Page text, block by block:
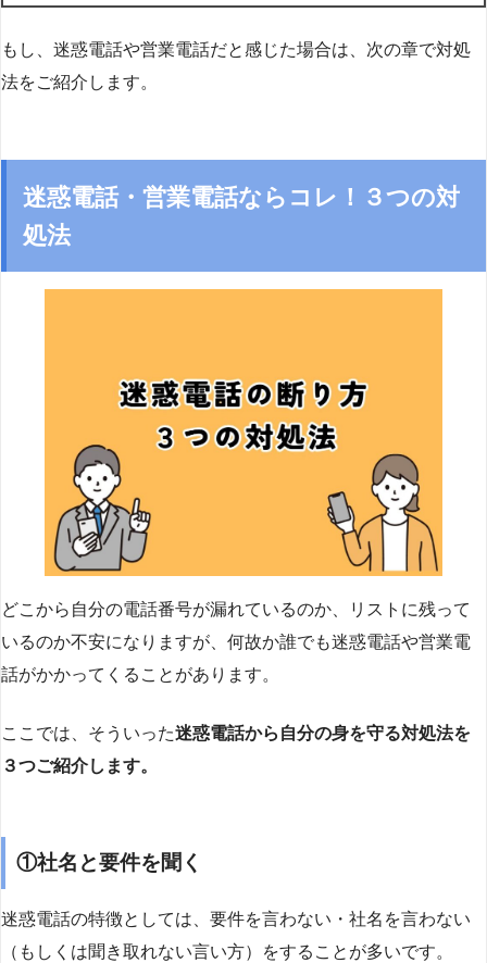
もし、迷惑電話や営業電話だと感じた場合は、次の章で対処
法をご紹介します。
迷惑電話・営業電話ならコレ！３つの対
処法
どこから自分の電話番号が漏れているのか、リストに残って
いるのか不安になりますが、何故か誰でも迷惑電話や営業電
話がかかってくることがあります。
ここでは、そういった迷惑電話から自分の身を守る対処法を
３つご紹介します。
①社名と要件を聞く
迷惑電話の特徴としては、要件を言わない・社名を言わない
（もしくは聞き取れない言い方）をすることが多いです。